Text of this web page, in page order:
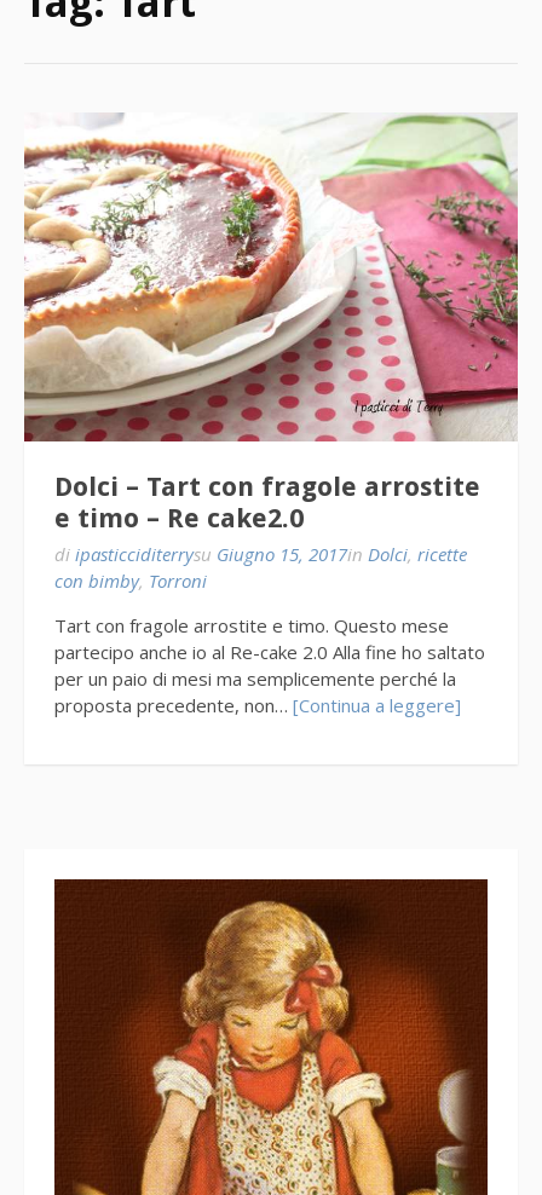
Dolci – Tart con fragole arrostite
e timo – Re cake2.0
di ipasticciditerrysu Giugno 15, 2017in Dolci, ricette
con bimby, Torroni
Tart con fragole arrostite e timo. Questo mese
partecipo anche io al Re-cake 2.0 Alla fine ho saltato
per un paio di mesi ma semplicemente perché la
proposta precedente, non… [Continua a leggere]